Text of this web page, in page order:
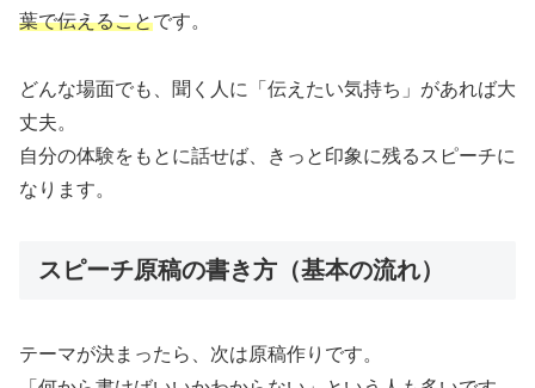
葉で伝えることです。
どんな場面でも、聞く人に「伝えたい気持ち」があれば大
丈夫。
自分の体験をもとに話せば、きっと印象に残るスピーチに
なります。
スピーチ原稿の書き方（基本の流れ）
テーマが決まったら、次は原稿作りです。